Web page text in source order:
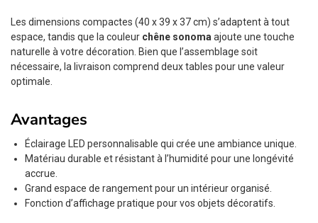
Les dimensions compactes (40 x 39 x 37 cm) s’adaptent à tout
espace, tandis que la couleur chêne sonoma ajoute une touche
naturelle à votre décoration. Bien que l’assemblage soit
nécessaire, la livraison comprend deux tables pour une valeur
optimale.
Avantages
Éclairage LED personnalisable qui crée une ambiance unique.
Matériau durable et résistant à l’humidité pour une longévité
accrue.
Grand espace de rangement pour un intérieur organisé.
Fonction d’affichage pratique pour vos objets décoratifs.